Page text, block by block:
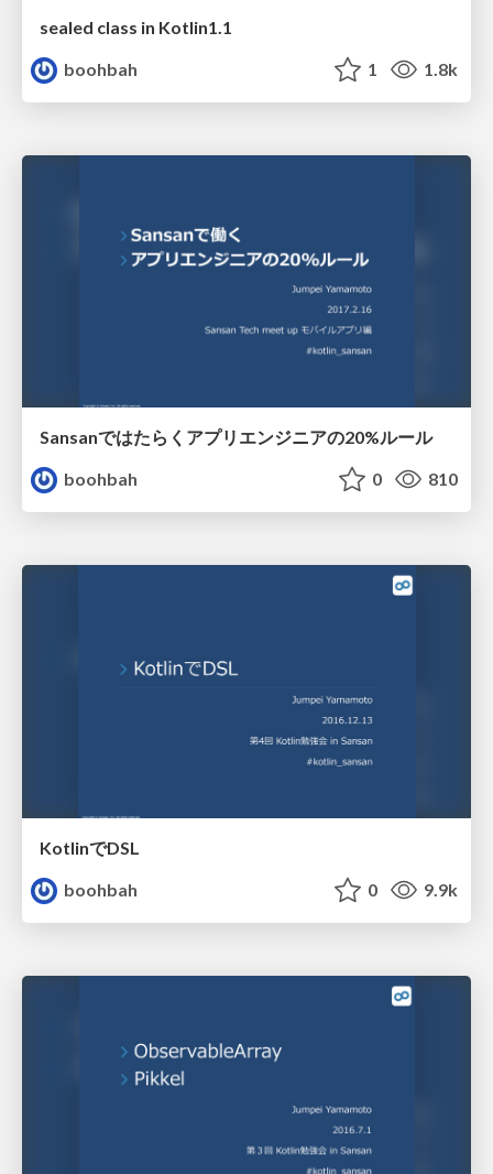
sealed class in Kotlin1.1
boohbah
1 1.8k
Sansanではたらくアプリエンジニアの20%ルール
boohbah
0 810
KotlinでDSL
boohbah
0 9.9k